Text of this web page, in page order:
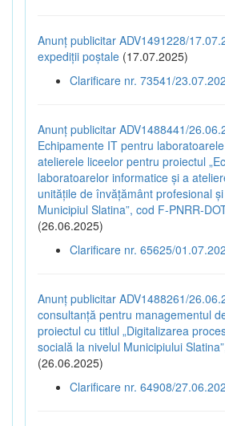
Anunț publicitar ADV1491228/
expediții poștale (17.07.2025)
Clarificare nr. 73541/
Anunț publicitar ADV1488441/
Echipamente IT pentru
atelierele liceelor pentru proiectul
laboratoarelor informatice și a
unitățile de învățământ profesional
Municipiul Slatina”, cod F-PNRR-
(26.06.2025)
Clarificare nr. 65625/
Anunț publicitar ADV1488261/
consultanță pentru managementul
proiectul cu titlul „Digitalizarea
socială la nivelul Municipiului
(26.06.2025)
Clarificare nr. 64908/